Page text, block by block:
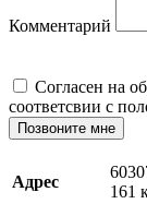
Комментарий
Cогласен на
соответсвии с
Позвоните мне
Адрес
161